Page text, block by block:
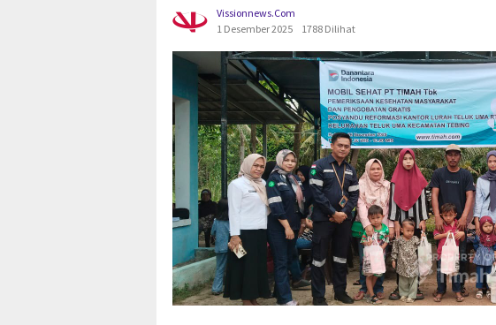
Vissionnews.com
1 Desember 2025
1788 Dilihat